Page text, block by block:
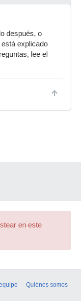
después, o
explicado
lee el
en este
Quiénes somos